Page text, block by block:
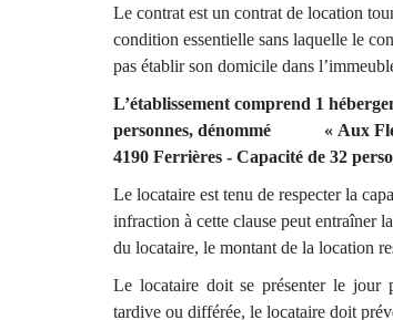
Le contrat est un contrat de location
condition essentielle sans laquelle le
pas établir son domicile dans
L’établissement comprend 1
personnes, dénommé « Aux
4190 Ferrières - Capacité de 32
Le locataire est tenu de respecter la
infraction à cette clause peut entraîner
du locataire, le montant de la location
Le locataire doit se présenter le jour
tardive ou différée, le locataire doit